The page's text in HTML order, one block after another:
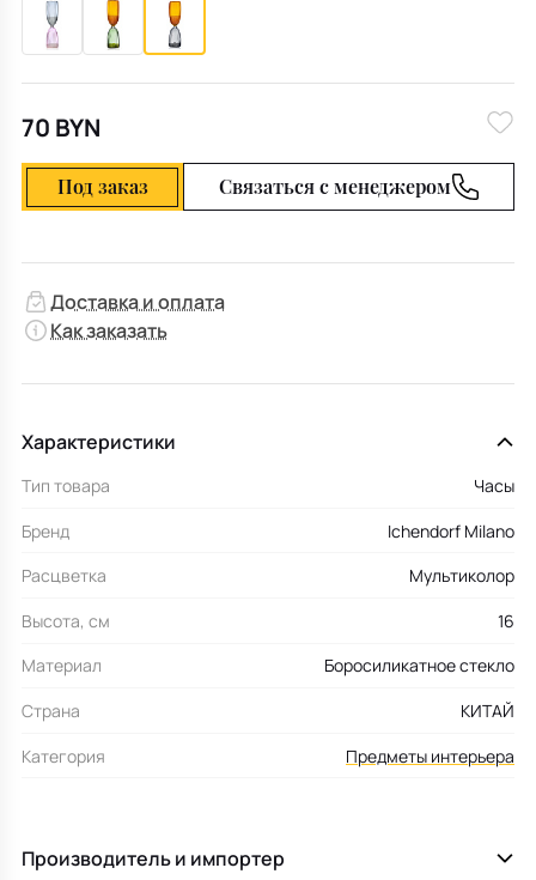
70 BYN
Под заказ Связаться с менеджером
Доставка и оплата
Как заказать
Характеристики
Тип товара
Часы
Бренд
Ichendorf Milano
Расцветка
Мультиколор
Высота, см
16
Материал
Боросиликатное стекло
Страна
КИТАЙ
Категория
Предметы интерьера
Производитель и импортер